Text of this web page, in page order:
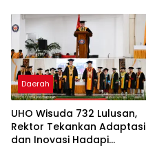
Daerah
UHO Wisuda 732 Lulusan,
Rektor Tekankan Adaptasi
dan Inovasi Hadapi